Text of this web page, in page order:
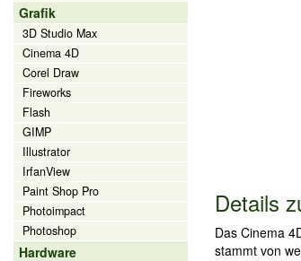
Grafik
3D Studio Max
Cinema 4D
Corel Draw
Fireworks
Flash
GIMP
Illustrator
IrfanView
Paint Shop Pro
Photoimpact
Photoshop
Hardware
Details
Das Cinema
stammt von